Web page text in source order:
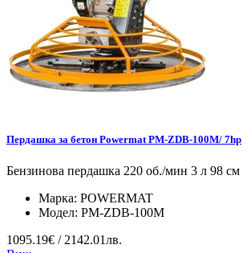
Пердашка за бетон Powermat PM-ZDB-100M/ 7hp
Бензинова пердашка 220 об./мин 3 л 98 см
Марка: POWERMAT
Модел: PM-ZDB-100M
1095.19€ / 2142.01лв.